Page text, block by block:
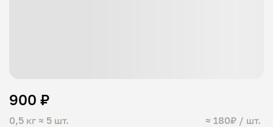
0,5 кг ≈ 5 шт. ≈ 180₽ / шт.
900 ₽